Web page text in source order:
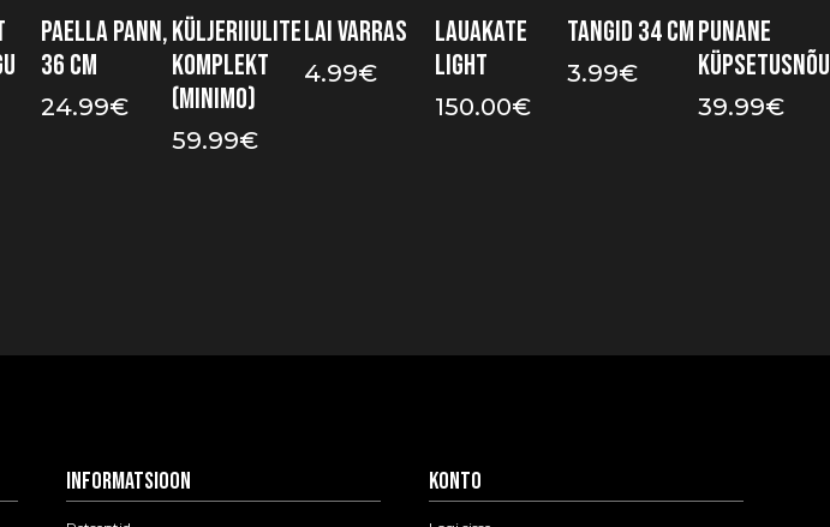
Paella pann,
36 cm
24.99€
Küljeriiulite
komplekt
(Minimo)
59.99€
Lai varras
4.99€
Lauakate
Light
150.00€
Tangid 34 cm
3.99€
Punane
küpsetusnõu
39.99€
Informatsioon Konto